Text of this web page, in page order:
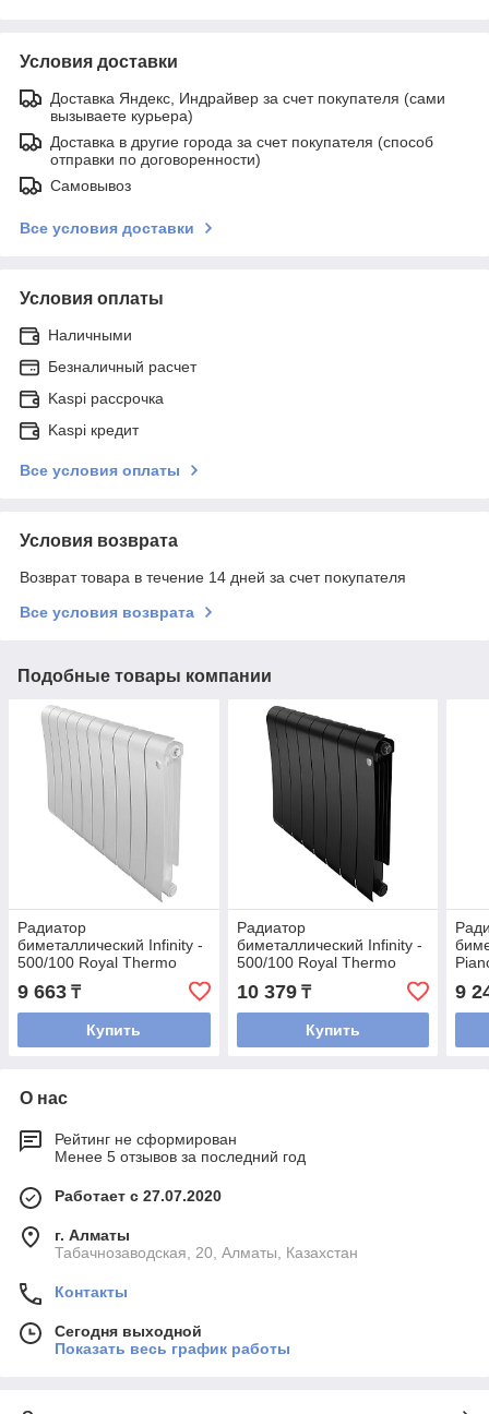
Условия доставки
Доставка Яндекс, Индрайвер за счет покупателя (сами
вызываете курьера)
Доставка в другие города за счет покупателя (способ
отправки по договоренности)
Самовывоз
Все условия доставки
Условия оплаты
Наличными
Безналичный расчет
Kaspi рассрочка
Kaspi кредит
Все условия оплаты
Условия возврата
Возврат товара в течение 14 дней за счет покупателя
Все условия возврата
Подобные товары компании
Радиатор
биметаллический Infinity -
500/100 Royal Thermo
белый (РОССИЯ)
9 663 ₸
Купить
Радиатор
биметаллический Infinity -
500/100 Royal Thermo
черный (РОССИЯ)
10 379₸
Купить
9
О нас
Рейтинг не сформирован
Менее 5 отзывов за последний год
Работает с 27.07.2020
г. Алматы
Табачнозаводская, 20, Алматы, Казахстан
Контакты
Сегодня выходной
Показать весь график работы